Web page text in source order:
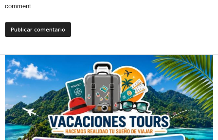
comment.